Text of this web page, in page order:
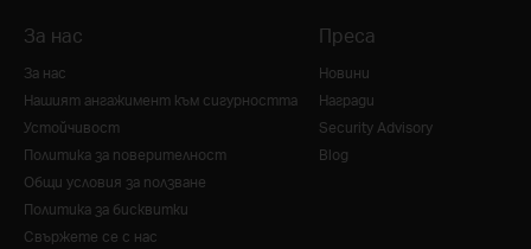
За нас
За нас
Нашият ангажимент към сигурността
Устойчивост
Политика за поверителност
Общи условия за ползване
Политика за бисквитки
Свържете се с нас
Преса
Новини
Награди
Security Advisory
Blog